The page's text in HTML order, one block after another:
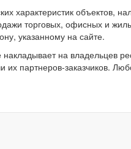
характеристик объектов,
торговых, офисных и
указанному на сайте.
на владельцев
партнеров-заказчиков.